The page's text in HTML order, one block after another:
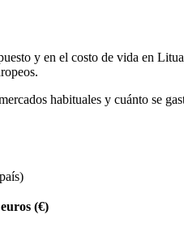
y en el costo de vida en
habituales y cuánto se
(€)